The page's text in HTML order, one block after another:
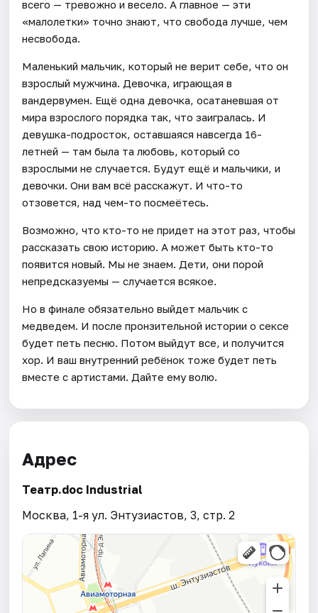
всего — тревожно и весело. А главное — эти
«малолетки» точно знают, что свобода лучше, чем
несвобода.
Маленький мальчик, который не верит себе, что он
взрослый мужчина. Девочка, играющая в
вандервумен. Ещё одна девочка, осатаневшая от
мира взрослого порядка так, что заигралась. И
девушка-подросток, оставшаяся навсегда 16-
летней — там была та любовь, который со
взрослыми не случается. Будут ещё и мальчики, и
девочки. Они вам всё расскажут. И что-то
отзовется, над чем-то посмеётесь.
Возможно, что кто-то не придет на этот раз, чтобы
рассказать свою историю. А может быть кто-то
появится новый. Мы не знаем. Дети, они порой
непредсказуемы — случается всякое.
Но в финале обязательно выйдет мальчик с
медведем. И после пронзительной истории о сексе
будет петь песню. Потом выйдут все, и получится
хор. И ваш внутренний ребёнок тоже будет петь
вместе с артистами. Дайте ему волю.
Адрес
Театр.doc Industrial
Москва, 1-я ул. Энтузиастов, 3, стр. 2